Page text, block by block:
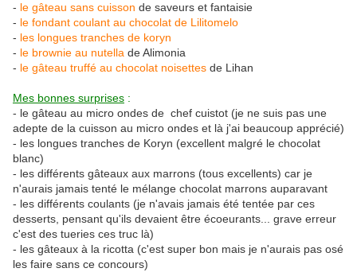
- le gâteau sans cuisson de saveurs et fantaisie
- le fondant coulant au chocolat de Lilitomelo
- les longues tranches de koryn
- le brownie au nutella de Alimonia
- le gâteau truffé au chocolat noisettes de Lihan
Mes bonnes surprises :
- le gâteau au micro ondes de chef cuistot (je ne suis pas une
adepte de la cuisson au micro ondes et là j'ai beaucoup apprécié)
- les longues tranches de Koryn (excellent malgré le chocolat
blanc)
- les différents gâteaux aux marrons (tous excellents) car je
n'aurais jamais tenté le mélange chocolat marrons auparavant
- les différents coulants (je n'avais jamais été tentée par ces
desserts, pensant qu'ils devaient être écoeurants... grave erreur
c'est des tueries ces truc là)
- les gâteaux à la ricotta (c'est super bon mais je n'aurais pas osé
les faire sans ce concours)